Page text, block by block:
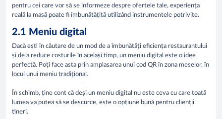
pentru cei care vor să se informeze despre ofertele tale, experiența
reală la masă poate fi îmbunătățită utilizând instrumentele potrivite.​
2.1 Meniu digital
Dacă ești în căutare de un mod de a îmbunătăți eficiența restaurantului
și de a reduce costurile în același timp, un meniu digital este o idee
perfectă. Poți face asta prin amplasarea unui cod QR în zona meselor, în
locul unui meniu tradițional.
În schimb, ține cont că deși un meniu digital nu este ceva cu care toată
lumea va putea să se descurce, este o opțiune bună pentru clienții
tineri.